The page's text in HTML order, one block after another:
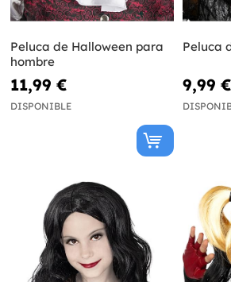
Peluca de Halloween para
hombre
11,99 €
DISPONIBLE
Peluca
9,99 €